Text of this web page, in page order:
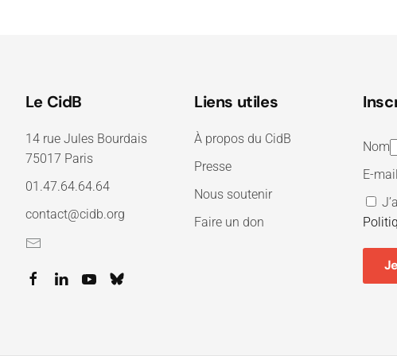
Le CidB
14 rue Jules Bourdais
75017 Paris
01.47.64.64.64
contact@cidb.org
Liens utiles
À propos du CidB
Presse
Nous soutenir
Faire un don
Nom
E-mail